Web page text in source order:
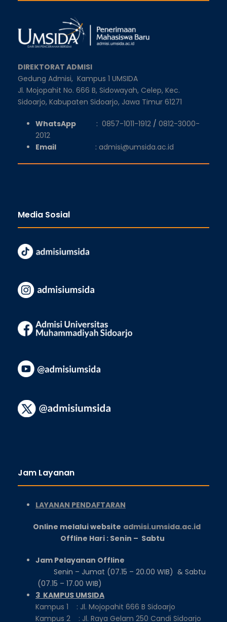
DIREKTORAT ADMISI
Gedung Admisi, Kampus 1 UMSIDA
Jl. Mojopahit No. 666 B, Sidowayah, Celep, Kec.
Sidoarjo, Kabupaten Sidoarjo, Jawa Timur 61271
WhatsApp : 0857-1011-1912 / 0812-3000-
2012
Email
: admisi@umsida.ac.id
Media Sosial
Jam Layanan
LAYANAN PENDAFTARAN
Online melalui website admisi.umsida.ac.id
Offline Hari : Senin – Sabtu
Jam Pelayanan Offline
Senin – Jumat (07.15 – 20.00 WIB) & Sabtu
(07.15 – 17.00 WIB)
3 KAMPUS UMSIDA
Kampus 1 : Jl. Mojopahit 666 B Sidoarjo
Kampus 2 : Jl. Raya Gelam 250 Candi Sidoarjo